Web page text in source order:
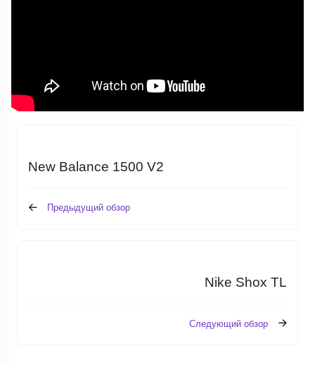
New Balance 1500 V2
Предыдущий обзор
Nike Shox TL
Следующий обзор